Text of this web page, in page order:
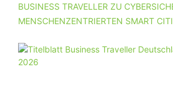
BUSINESS TRAVELLER ZU
MENSCHENZENTRIERTEN SMART